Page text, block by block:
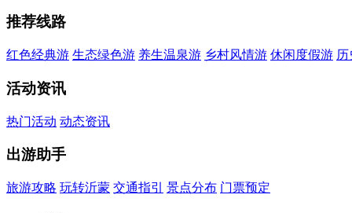
推荐线路
红色经典游 生态绿色游 养生温泉游 乡村风情游 休闲度假游
活动资讯
热门活动 动态资讯
出游助手
旅游攻略 玩转沂蒙 交通指引 景点分布 门票预定